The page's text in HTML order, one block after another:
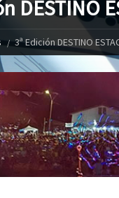
DESTINO
3ª Edición DESTINO